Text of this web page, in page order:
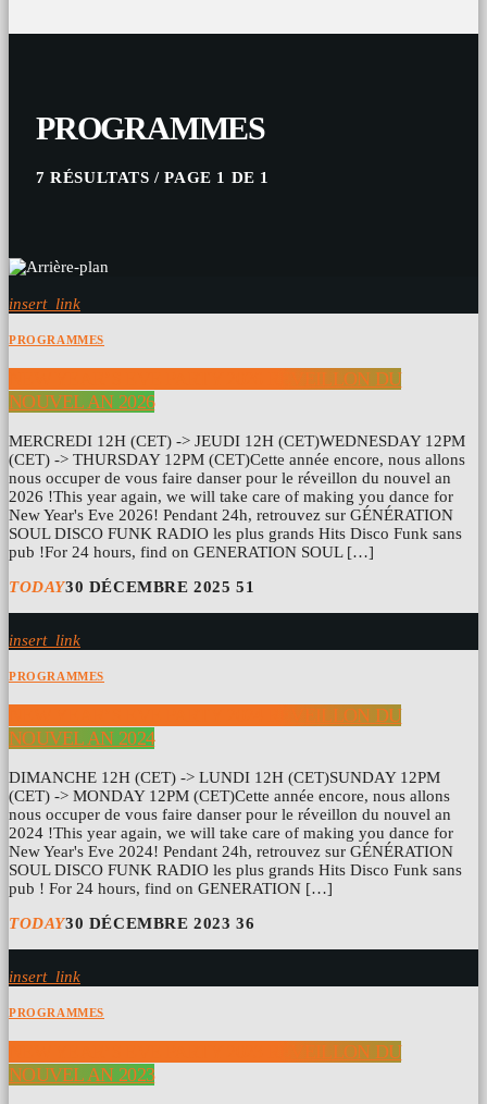
PROGRAMMES
7 RÉSULTATS / PAGE 1 DE 1
insert_link
PROGRAMMES
NEW YEAR’S EVE PARTY 2026 RÉVEILLON DU
NOUVEL AN 2026
MERCREDI 12H (CET) -> JEUDI 12H (CET)WEDNESDAY 12PM
(CET) -> THURSDAY 12PM (CET)Cette année encore, nous allons
nous occuper de vous faire danser pour le réveillon du nouvel an
2026 !This year again, we will take care of making you dance for
New Year's Eve 2026! Pendant 24h, retrouvez sur GÉNÉRATION
SOUL DISCO FUNK RADIO les plus grands Hits Disco Funk sans
pub !For 24 hours, find on GENERATION SOUL […]
TODAY30 DÉCEMBRE 2025 51
insert_link
PROGRAMMES
NEW YEAR’S EVE PARTY 2024 RÉVEILLON DU
NOUVEL AN 2024
DIMANCHE 12H (CET) -> LUNDI 12H (CET)SUNDAY 12PM
(CET) -> MONDAY 12PM (CET)Cette année encore, nous allons
nous occuper de vous faire danser pour le réveillon du nouvel an
2024 !This year again, we will take care of making you dance for
New Year's Eve 2024! Pendant 24h, retrouvez sur GÉNÉRATION
SOUL DISCO FUNK RADIO les plus grands Hits Disco Funk sans
pub ! For 24 hours, find on GENERATION […]
TODAY30 DÉCEMBRE 2023 36
insert_link
PROGRAMMES
NEW YEAR’S EVE PARTY 2023 RÉVEILLON DU
NOUVEL AN 2023